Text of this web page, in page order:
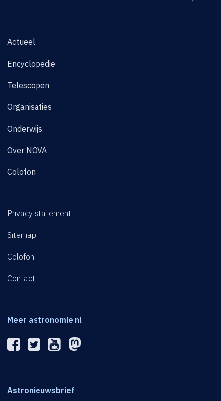
Actueel
Encyclopedie
Telescopen
Organisaties
Onderwijs
Over NOVA
Colofon
Privacy statement
Sitemap
Colofon
Contact
Meer astronomie.nl
Astronieuwsbrief